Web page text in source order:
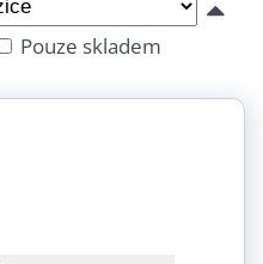
Do:Pouze skladem